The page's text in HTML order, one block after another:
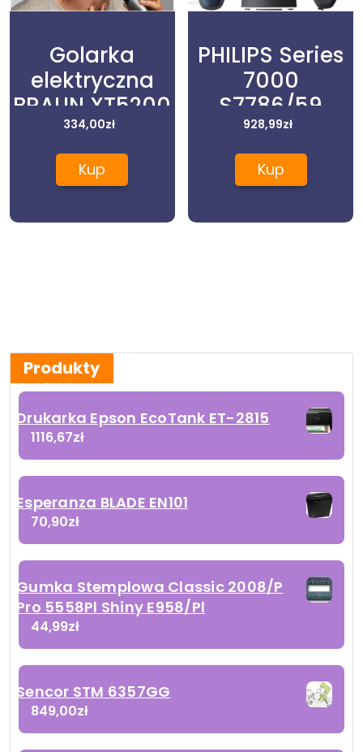
Golarka
elektryczna
BRAUN XT5200
334,00zł
Kup
PHILIPS Series
7000
S7786/59
928,99zł
Kup
Produkty
Drukarka Epson EcoTank ET-2815
1116,67zł
Esperanza BLADE EN101
70,90zł
Gumka Stemplowa Classic 2008/P
Pro 5558Pl Shiny E958/Pl
44,99zł
Sencor STM 6357GG
849,00zł